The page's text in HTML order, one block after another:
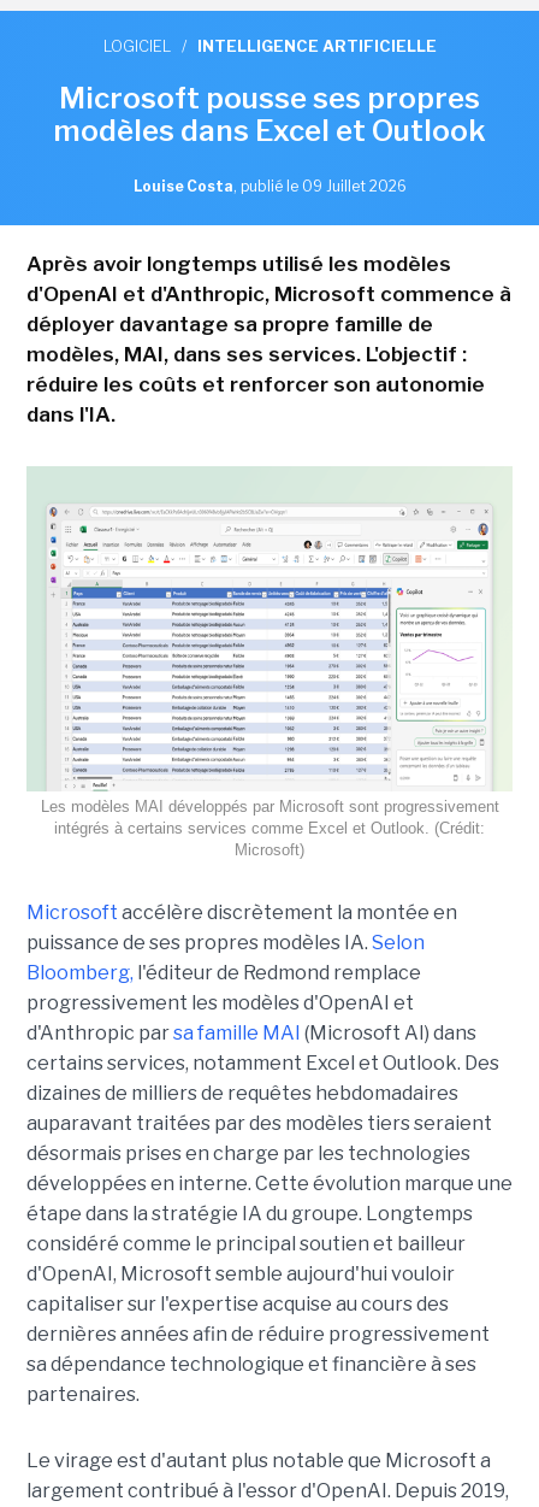
LOGICIEL / INTELLIGENCE ARTIFICIELLE
Microsoft pousse ses propres
modèles dans Excel et Outlook
Louise Costa, publié le 09 Juillet 2026
Après avoir longtemps utilisé les modèles
d'OpenAI et d'Anthropic, Microsoft commence à
déployer davantage sa propre famille de
modèles, MAI, dans ses services. L'objectif :
réduire les coûts et renforcer son autonomie
dans l'IA.
Les modèles MAI développés par Microsoft sont progressivement
intégrés à certains services comme Excel et Outlook. (Crédit:
Microsoft)
Microsoft accélère discrètement la montée en
puissance de ses propres modèles IA. Selon
Bloomberg, l'éditeur de Redmond remplace
progressivement les modèles d'OpenAI et
d'Anthropic parsa famille MAI (Microsoft AI) dans
certains services, notamment Excel et Outlook. Des
dizaines de milliers de requêtes hebdomadaires
auparavant traitées par des modèles tiers seraient
désormais prises en charge par les technologies
développées en interne. Cette évolution marque une
étape dans la stratégie IA du groupe. Longtemps
considéré comme le principal soutien et bailleur
d'OpenAI, Microsoft semble aujourd'hui vouloir
capitaliser sur l'expertise acquise au cours des
dernières années afin de réduire progressivement
sa dépendance technologique et financière à ses
partenaires.
Le virage est d'autant plus notable que Microsoft a
largement contribué à l'essor d'OpenAI. Depuis 2019,